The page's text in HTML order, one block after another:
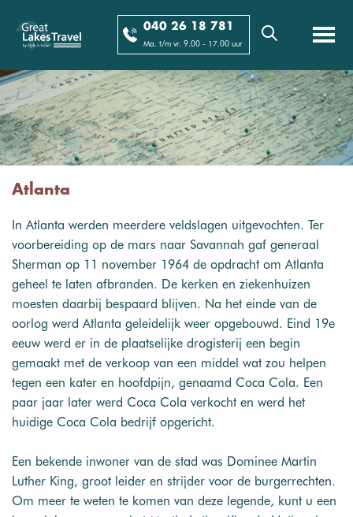
040 26 18 781
Ma. t/m vr. 9.00 - 17.00 uur
Atlanta
In Atlanta werden meerdere veldslagen uitgevochten. Ter
voorbereiding op de mars naar Savannah gaf generaal
Sherman op 11 november 1964 de opdracht om Atlanta
geheel te laten afbranden. De kerken en ziekenhuizen
moesten daarbij bespaard blijven. Na het einde van de
oorlog werd Atlanta geleidelijk weer opgebouwd. Eind 19e
eeuw werd er in de plaatselijke drogisterij een begin
gemaakt met de verkoop van een middel wat zou helpen
tegen een kater en hoofdpijn, genaamd Coca Cola. Een
paar jaar later werd Coca Cola verkocht en werd het
huidige Coca Cola bedrijf opgericht.
Een bekende inwoner van de stad was Dominee Martin
Luther King, groot leider en strijder voor de burgerrechten.
Om meer te weten te komen van deze legende, kunt u een